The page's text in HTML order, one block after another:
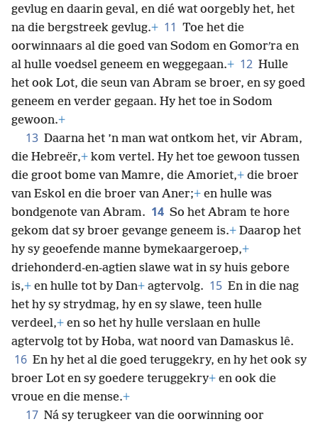
gevlug en daarin geval, en dié wat oorgebly het, het
na die bergstreek gevlug.+ 11 Toe het die
oorwinnaars al die goed van Sodom en Gomorʹra en
al hulle voedsel geneem en weggegaan.+ 12 Hulle
het ook Lot, die seun van Abram se broer, en sy goed
geneem en verder gegaan. Hy het toe in Sodom
gewoon.+
13 Daarna het ’n man wat ontkom het, vir Abram,
die Hebreër,+ kom vertel. Hy het toe gewoon tussen
die groot bome van Mamre, die Amoriet,+ die broer
van Eskol en die broer van Aner;+ en hulle was
bondgenote van Abram. 14 So het Abram te hore
gekom dat sy broer gevange geneem is.+ Daarop het
hy sy geoefende manne bymekaargeroep,+
driehonderd-en-agtien slawe wat in sy huis gebore
is,+ en hulle tot by Dan+ agtervolg. 15 En in die nag
het hy sy strydmag, hy en sy slawe, teen hulle
verdeel,+ en so het hy hulle verslaan en hulle
agtervolg tot by Hoba, wat noord van Damaskus lê.
16 En hy het al die goed teruggekry, en hy het ook sy
broer Lot en sy goedere teruggekry+ en ook die
vroue en die mense.+
17 Ná sy terugkeer van die oorwinning oor